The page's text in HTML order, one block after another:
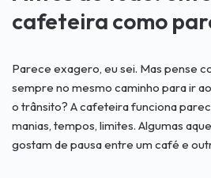
cafeteira como
Parece exagero, eu sei. Mas pense
sempre no mesmo caminho para ir
o trânsito? A cafeteira funciona
manias, tempos, limites. Algumas
gostam de pausa entre um café e